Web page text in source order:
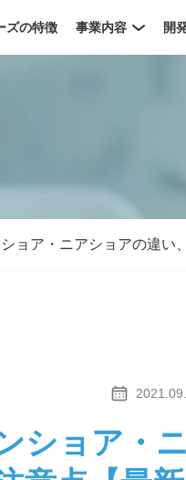
ズの特徴 事業内容 開
ョア・ニアショアの違い
ショア・